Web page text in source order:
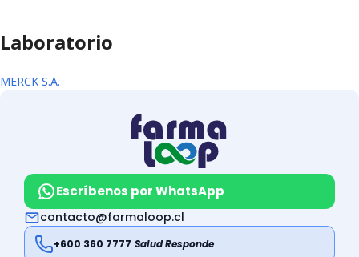
Laboratorio
MERCK S.A.
Escríbenos por WhatsApp
contacto@farmaloop.cl
+600 360 7777 Salud Responde